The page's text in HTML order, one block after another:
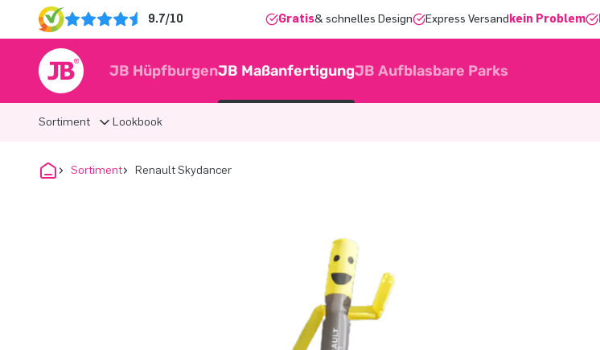
9.7/10 Gratis& schnelles Design Express Versand kein Problem
JB HüpfburgenJB MaßanfertigungJB Aufblasbare Parks
Sortiment Lookbook
Sortiment Renault Skydancer